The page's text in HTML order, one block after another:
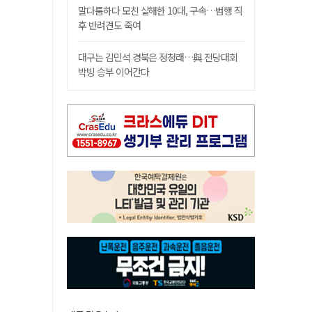
말다툼하다 모친 살해한 10대, 구속…범행 직
후 반려견도 죽여
대구는 김민석 경북은 정청래…與 전당대회
박빙 승부 이어간다